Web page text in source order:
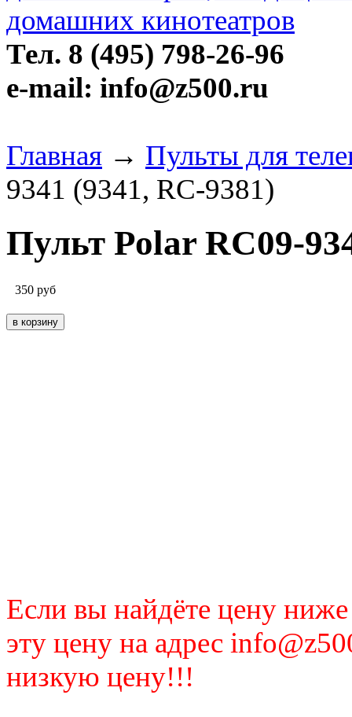
Тел. 8 (495) 798-26-96
e-mail: info@z500.ru
Главная → Пульты для
9341 (9341, RC-9381)
Пульт Polar RC09-
350 руб
Если вы найдёте цену
эту цену на адрес
низкую цену!!!